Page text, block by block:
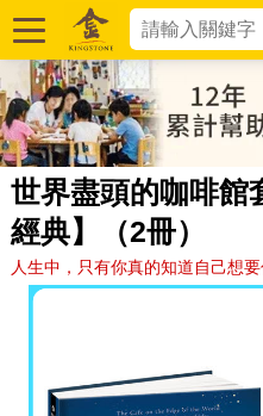
世界盡頭的咖啡館
經典】（2冊）
人生中，只有你真的知道自己想要